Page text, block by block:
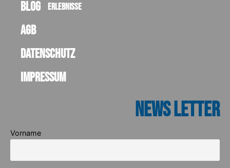
Blog Erlebnisse
AGB
Datenschutz
Impressum
News Letter
Vorname